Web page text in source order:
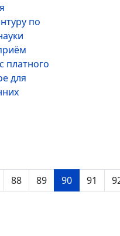
по
платного
для
88 89 90 91